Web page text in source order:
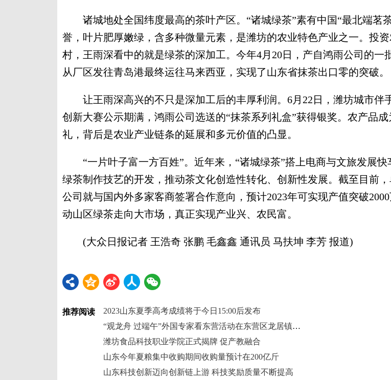
诸城地处全国纬度最高的茶叶产区。“诸城绿茶”素有中国“最北端茗
誉，叶片肥厚嫩绿，含多种微量元素，是潍坊的农业特色产业之一。投
村，王雨深看中的就是绿茶的深加工。今年4月20日，产自鸿雨公司的一
从厂区发往青岛港最终运往马来西亚，实现了山东省抹茶出口零的突破。
让王雨深高兴的不只是深加工后的丰厚利润。6月22日，潍坊城市伴
创新大赛公示期满，鸿雨公司选送的“抹茶系列礼盒”获得银奖。农产品
礼，背后是农业产业链条的延展和多元价值的凸显。
“一片叶子富一方百姓”。近年来，“诸城绿茶”搭上电商与文旅发展快
绿茶制作技艺的开发，推动茶文化创造性转化、创新性发展。截至目前
公司就与国内外多家客商签署合作意向，预计2023年可实现产值突破
动山区绿茶走向大市场，真正实现产业兴、农民富。
(大众日报记者 王浩奇 张鹏 毛鑫鑫 通讯员 马扶坤 李芳 报道)
推荐阅读
2023山东夏季高考成绩将于今日15:00后发布
“观龙舟 过端午”外国专家看东营活动在东营区龙居镇举办
潍坊食品科技职业学院正式揭牌 促产教融合
山东今年夏粮集中收购期间收购量预计在200亿斤
山东科技创新迈向创新链上游 科技奖励质量不断提高